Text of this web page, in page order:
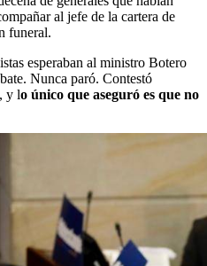
al jefe de la cartera de
funeral.
esperaban al ministro Botero
Nunca paró. Contestó
y lo único que aseguró es que no